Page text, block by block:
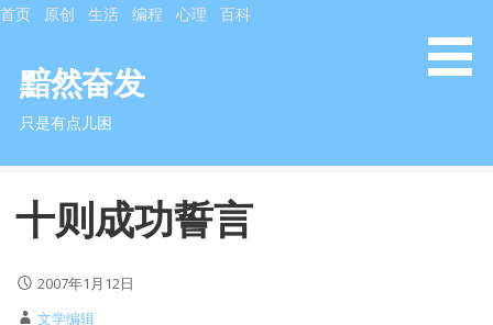
S
首页 原创 生活 编程 心理 百科
黯然奋发
只是有点儿困
十则成功誓言
2007年1月12日
文学编辑